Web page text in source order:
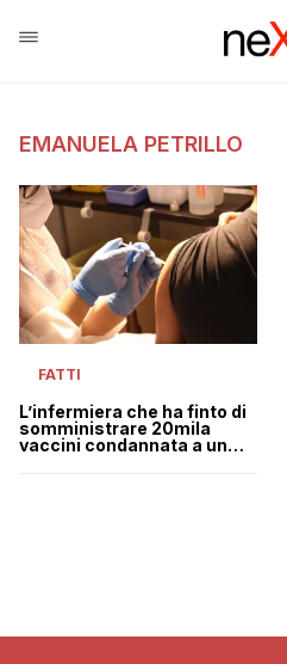
EMANUELA PETRILLO
FATTI
L’infermiera che ha finto di
somministrare 20mila
vaccini condannata a un